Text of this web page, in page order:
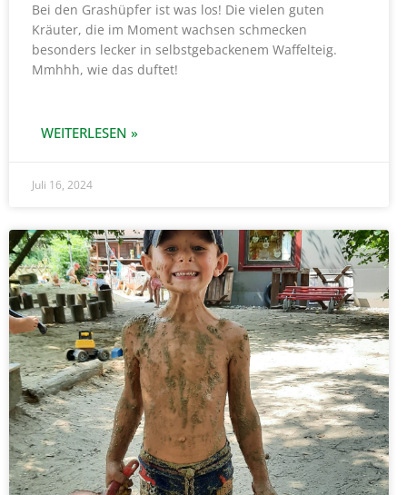
Bei den Grashüpfer ist was los! Die vielen guten
Kräuter, die im Moment wachsen schmecken
besonders lecker in selbstgebackenem Waffelteig.
Mmhhh, wie das duftet!
WEITERLESEN »
Juli 16, 2024